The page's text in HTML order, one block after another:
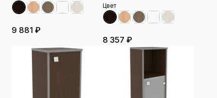
9 881 ₽
Цвет
8 357 ₽